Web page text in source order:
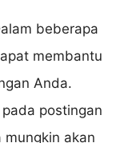
beberapa
membantu
Anda.
pada postingan
mungkin akan